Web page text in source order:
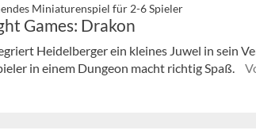
Miniaturenspiel für 2-6 Spieler
Games: Drakon
Heidelberger ein kleines Juwel in sein
in einem Dungeon macht richtig Spaß.